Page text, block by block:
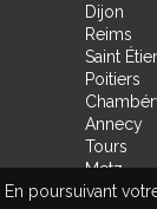
En poursuivant
Dijon
Reims
Saint
Poitiers
Annecy
Tours
Metz
Amiens